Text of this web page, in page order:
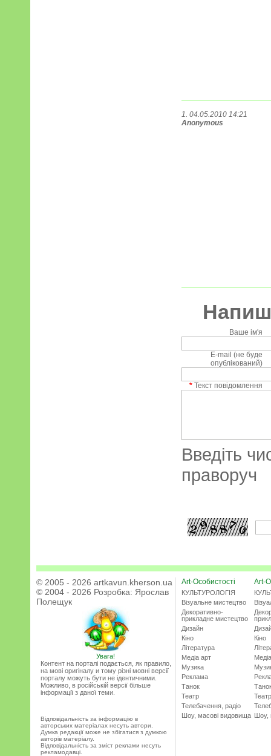
1. 04.05.2010 14:21
Anonymous
Ваше ім'я
E-mail (не буде
опублікований)
* Текст повідомлення
Введіть
праворуч
© 2005 - 2026 artkavun.kherson.ua
© 2004 - 2026 Розробка: Ярослав
Полещук
Увага!
Контент на порталі подається, як правило,
на мові оригіналу и тому різні мовні версії
порталу можуть бути не ідентичними.
Можливо, в російській версії більше
інформації з даної теми.
Відповідальність за інформацію в
авторських матеріалах несуть автори.
Думка редакції може не збігатися з думкою
авторів матеріалу.
Відповідальність за зміст реклами несуть
рекламодавці.
Art-Особистості
КУЛЬТУРОЛОГІЯ
Візуальне мистецтво
Декоративно-
прикладне мистецтво
Дизайн
Кіно
Література
Медіа арт
Музика
Реклама
Танок
Театр
Телебачення, радіо
Шоу, масові видовища
Art-
Кіно
Театр
Шоу,